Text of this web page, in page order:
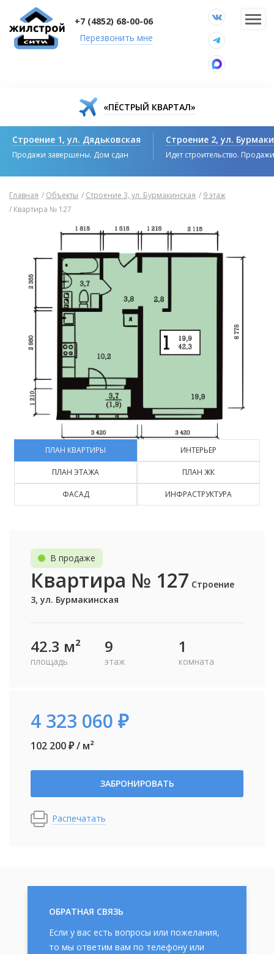
+7 (4852) 68-00-06
Перезвонить мне
«ПЁСТРЫЙ КВАРТАЛ»
Строение 1, ул. Дядьковская
Продажи завершены. Дом сдан
Строение 2, ул.
Идет строительство.
Главная / Объекты / Строение 3, ул. Бурмакинская / 9 этаж
/ Квартира № 127
ПЛАН КВАРТИРЫ ИНТЕРЬЕР
ПЛАН ЭТАЖА ПЛАН ЖК
ФАСАД ИНФРАСТРУКТУРА
В продаже
Квартира № 127 Строение
3, ул. Бурмакинская
42.3 м²
площадь
9
этаж
1
комната
4 323 060 ₽
102 200 ₽ / м²
ЗАБРОНИРОВАТЬ
Распечатать
ОБРАТНАЯ СВЯЗЬ
Если у вас есть вопросы или пожелания,
то мы ответим вам по телефону или